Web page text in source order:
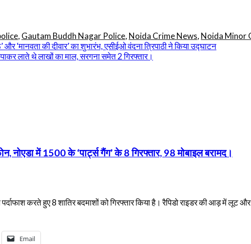
, Gautam Buddh Nagar Police, Noida Crime News, Noida Minor
‘मानवता की दीवार’ का शुभारंभ, एसीईओ वंदना त्रिपाठी ने किया उद्घाटन
लाते थे लाखों का माल, सरगना समेत 2 गिरफ्तार।
नोएडा में 1500 के ‘पार्ट्स गैंग’ के 8 गिरफ्तार, 98 मोबाइल बरामद।
करते हुए 8 शातिर बदमाशों को गिरफ्तार किया है। रैपिडो राइडर की आड़ में लूट
Email